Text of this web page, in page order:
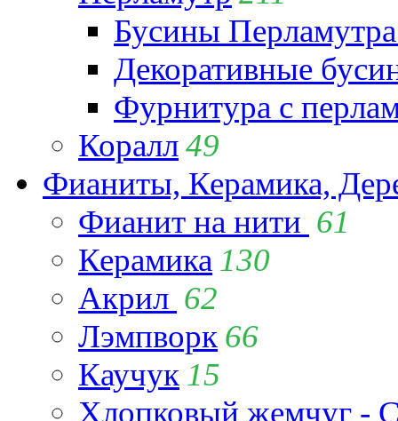
Бусины
Декоративные
Фурнитура с
Коралл49
Фианиты, Керамика,
Фианит на нити 61
Керамика 130
Акрил 62
Лэмпворк 66
Каучук 15
Хлопковый жемчуг -